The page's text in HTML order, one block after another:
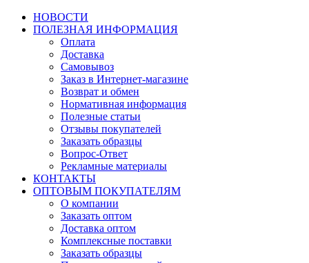
НОВОСТИ
ПОЛЕЗНАЯ ИНФОРМАЦИЯ
Оплата
Доставка
Самовывоз
Заказ в Интернет-магазине
Возврат и обмен
Нормативная информация
Полезные статьи
Отзывы покупателей
Заказать образцы
Вопрос-Ответ
Рекламные материалы
КОНТАКТЫ
ОПТОВЫМ ПОКУПАТЕЛЯМ
О компании
Заказать оптом
Доставка оптом
Комплексные поставки
Заказать образцы